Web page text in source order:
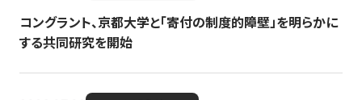
コングラント、京都大学と「寄付の制度的障壁」を明らかに
する共同研究を開始